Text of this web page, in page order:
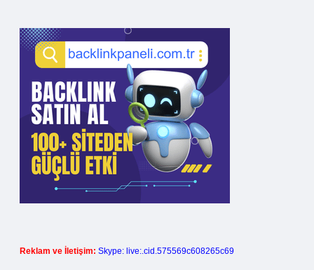
Reklam ve İletişim: Skype: live:.cid.575569c608265c69